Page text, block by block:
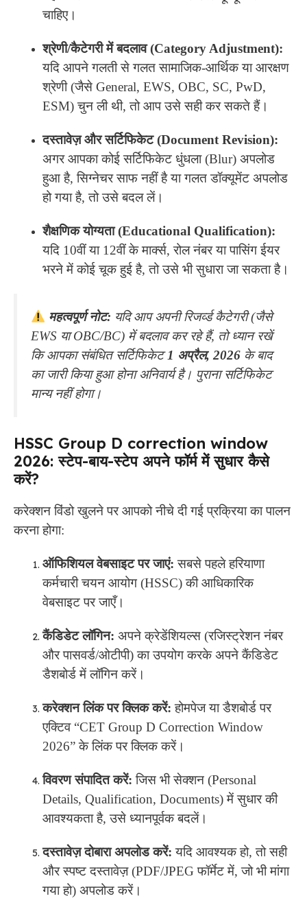
चाहिए।
श्रेणी/कैटेगरी में बदलाव (Category Adjustment):
यदि आपने गलती से गलत सामाजिक-आर्थिक या आरक्षण
श्रेणी (जैसे General, EWS, OBC, SC, PwD,
ESM) चुन ली थी, तो आप उसे सही कर सकते हैं।
दस्तावेज़ और सर्टिफिकेट (Document Revision):
अगर आपका कोई सर्टिफिकेट धुंधला (Blur) अपलोड
हुआ है, सिग्नेचर साफ नहीं है या गलत डॉक्यूमेंट अपलोड
हो गया है, तो उसे बदल लें।
शैक्षणिक योग्यता (Educational Qualification):
यदि 10वीं या 12वीं के मार्क्स, रोल नंबर या पासिंग ईयर
भरने में कोई चूक हुई है, तो उसे भी सुधारा जा सकता है।
महत्वपूर्ण नोट: यदि आप अपनी रिजर्व्ड कैटेगरी (जैसे
EWS या OBC/BC) में बदलाव कर रहे हैं, तो ध्यान रखें
कि आपका संबंधित सर्टिफिकेट1 अप्रैल, 2026 के बाद
का जारी किया हुआ होना अनिवार्य है। पुराना सर्टिफिकेट
मान्य नहीं होगा।
HSSC Group D correction window
2026: स्टेप-बाय-स्टेप अपने फॉर्म में सुधार कैसे
करें?
करेक्शन विंडो खुलने पर आपको नीचे दी गई प्रक्रिया का पालन
करना होगा:
ऑफिशियल वेबसाइट पर जाएं: सबसे पहले हरियाणा
कर्मचारी चयन आयोग (HSSC) की आधिकारिक
वेबसाइट पर जाएँ।
कैंडिडेट लॉगिन: अपने क्रेडेंशियल्स (रजिस्ट्रेशन नंबर
और पासवर्ड/ओटीपी) का उपयोग करके अपने कैंडिडेट
डैशबोर्ड में लॉगिन करें।
करेक्शन लिंक पर क्लिक करें: होमपेज या डैशबोर्ड पर
एक्टिव “CET Group D Correction Window
2026” के लिंक पर क्लिक करें।
विवरण संपादित करें: जिस भी सेक्शन (Personal
Details, Qualification, Documents) में सुधार की
आवश्यकता है, उसे ध्यानपूर्वक बदलें।
दस्तावेज़ दोबारा अपलोड करें: यदि आवश्यक हो, तो सही
और स्पष्ट दस्तावेज़ (PDF/JPEG फॉर्मेट में, जो भी मांगा
गया हो) अपलोड करें।